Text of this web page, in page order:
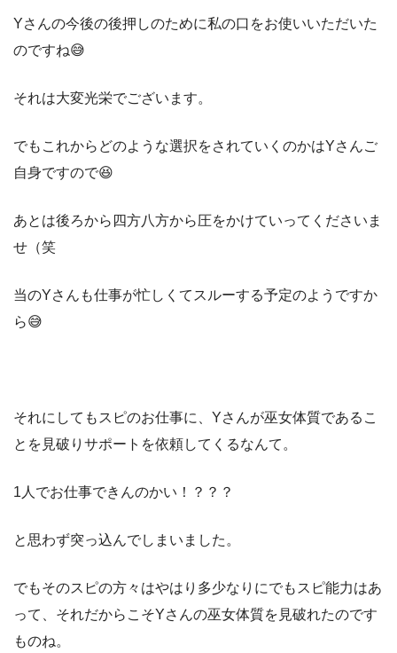
Yさんの今後の後押しのために私の口をお使いいただいた
のですね😅
それは大変光栄でございます。
でもこれからどのような選択をされていくのかはYさんご
自身ですので😆
あとは後ろから四方八方から圧をかけていってくださいま
せ（笑
当のYさんも仕事が忙しくてスルーする予定のようですか
ら😅
それにしてもスピのお仕事に、Yさんが巫女体質であるこ
とを見破りサポートを依頼してくるなんて。
1人でお仕事できんのかい！？？？
と思わず突っ込んでしまいました。
でもそのスピの方々はやはり多少なりにでもスピ能力はあ
って、それだからこそYさんの巫女体質を見破れたのです
ものね。